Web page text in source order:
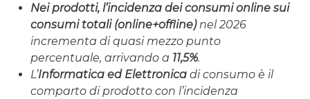
Nei prodotti, l’incidenza dei consumi online sui
consumi totali (online+offline)nel 2026
incrementa di quasi mezzo punto
percentuale, arrivando a 11,5%.
L’Informatica ed Elettronica di consumo è il
comparto di prodotto con l’incidenza